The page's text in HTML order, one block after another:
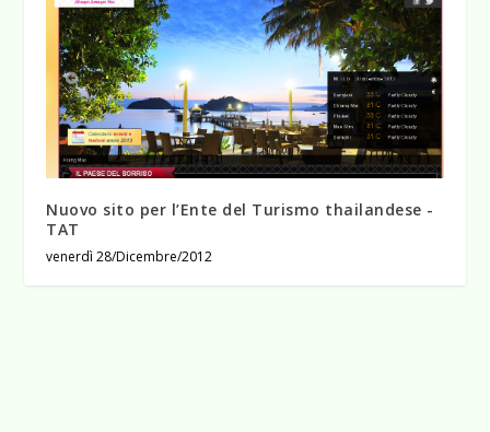
Nuovo sito per l’Ente del Turismo thailandese -
TAT
venerdì 28/Dicembre/2012